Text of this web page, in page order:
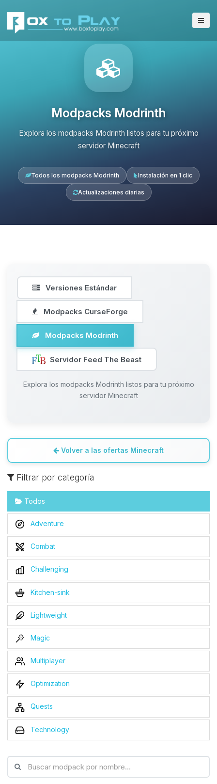
Modpacks Modrinth
Explora los modpacks Modrinth listos para tu próximo
servidor Minecraft
Todos los modpacks Modrinth Instalación en 1 clic
Actualizaciones diarias
Versiones Estándar
Modpacks CurseForge
Modpacks Modrinth
Servidor Feed The Beast
Explora los modpacks Modrinth listos para tu próximo
servidor Minecraft
Volver a las ofertas Minecraft
Filtrar por categoría
Todos
Adventure
Combat
Challenging
Kitchen-sink
Lightweight
Magic
Multiplayer
Optimization
Quests
Technology